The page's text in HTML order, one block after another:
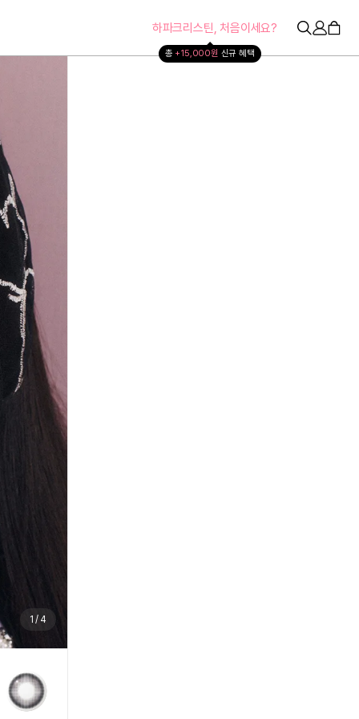
하파크리스틴, 처음이세요?
총 +15,000원 신규 혜택
1 / 4